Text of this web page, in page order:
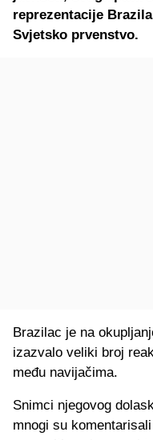
reprezentacije
Svjetsko prvenstvo.
Brazilac je na
izazvalo veliki broj
među navijačima.
Snimci njegovog
mnogi su